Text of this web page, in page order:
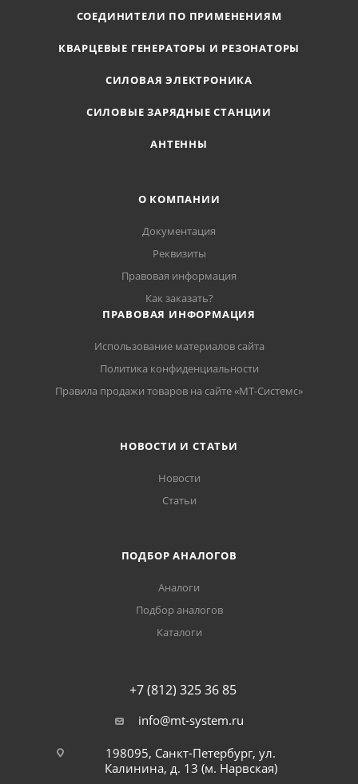
СОЕДИНИТЕЛИ ПО ПРИМЕНЕНИЯМ
КВАРЦЕВЫЕ ГЕНЕРАТОРЫ И РЕЗОНАТОРЫ
СИЛОВАЯ ЭЛЕКТРОНИКА
СИЛОВЫЕ ЗАРЯДНЫЕ СТАНЦИИ
АНТЕННЫ
О КОМПАНИИ
Документация
Реквизиты
Правовая информация
Как заказать?
ПРАВОВАЯ ИНФОРМАЦИЯ
Использование материалов сайта
Политика конфиденциальности
Правила продажи товаров на сайте «МТ-Системс»
НОВОСТИ И СТАТЬИ
Новости
Статьи
ПОДБОР АНАЛОГОВ
Аналоги
Подбор аналогов
Каталоги
+7 (812) 325 36 85
info@mt-system.ru
198095, Санкт-Петербург, ул.
Калинина, д. 13 (м. Нарвская)